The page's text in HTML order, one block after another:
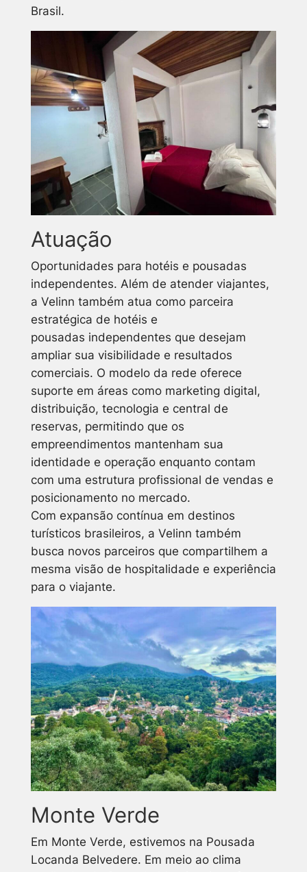
Brasil.
Atuação
Oportunidades para hotéis e pousadas
independentes. Além de atender viajantes,
a Velinn também atua como parceira
estratégica de hotéis e
pousadas independentes que desejam
ampliar sua visibilidade e resultados
comerciais. O modelo da rede oferece
suporte em áreas como marketing digital,
distribuição, tecnologia e central de
reservas, permitindo que os
empreendimentos mantenham sua
identidade e operação enquanto contam
com uma estrutura profissional de vendas e
posicionamento no mercado.
Com expansão contínua em destinos
turísticos brasileiros, a Velinn também
busca novos parceiros que compartilhem a
mesma visão de hospitalidade e experiência
para o viajante.
Monte Verde
Em Monte Verde, estivemos na Pousada
Locanda Belvedere. Em meio ao clima